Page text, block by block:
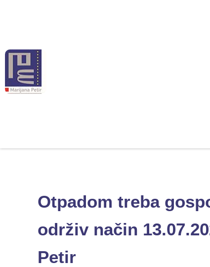
Otpadom treba
održiv način
Petir